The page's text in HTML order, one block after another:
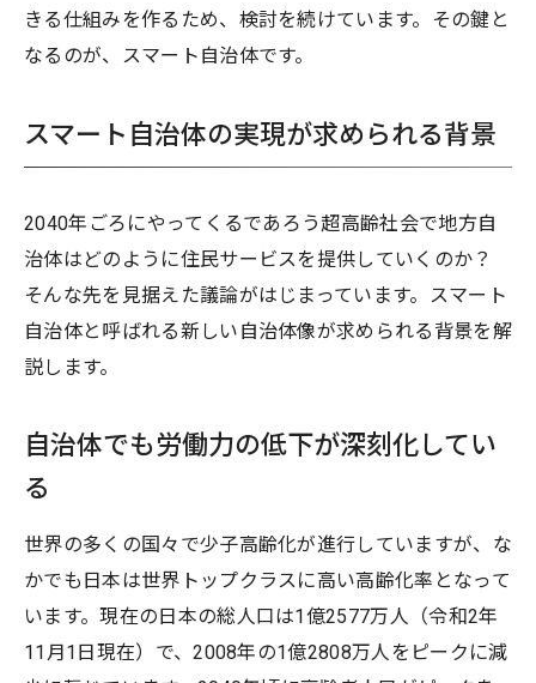
きる仕組みを作るため、検討を続けています。その鍵と
なるのが、スマート自治体です。
スマート自治体の実現が求められる背景
2040年ごろにやってくるであろう超高齢社会で地方自
治体はどのように住民サービスを提供していくのか？
そんな先を見据えた議論がはじまっています。スマート
自治体と呼ばれる新しい自治体像が求められる背景を解
説します。
自治体でも労働力の低下が深刻化してい
る
世界の多くの国々で少子高齢化が進行していますが、な
かでも日本は世界トップクラスに高い高齢化率となって
います。現在の日本の総人口は1億2577万人（令和2年
11月1日現在）で、2008年の1億2808万人をピークに減